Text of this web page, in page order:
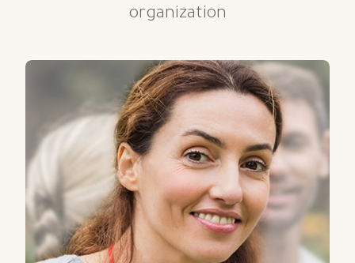
organization